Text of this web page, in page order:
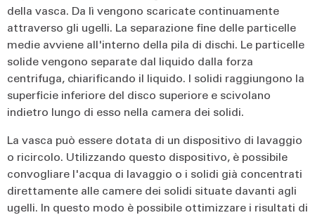
della vasca. Da lì vengono scaricate continuamente
attraverso gli ugelli. La separazione fine delle particelle
medie avviene all'interno della pila di dischi. Le particelle
solide vengono separate dal liquido dalla forza
centrifuga, chiarificando il liquido. I solidi raggiungono la
superficie inferiore del disco superiore e scivolano
indietro lungo di esso nella camera dei solidi.
La vasca può essere dotata di un dispositivo di lavaggio
o ricircolo. Utilizzando questo dispositivo, è possibile
convogliare l'acqua di lavaggio o i solidi già concentrati
direttamente alle camere dei solidi situate davanti agli
ugelli. In questo modo è possibile ottimizzare i risultati di